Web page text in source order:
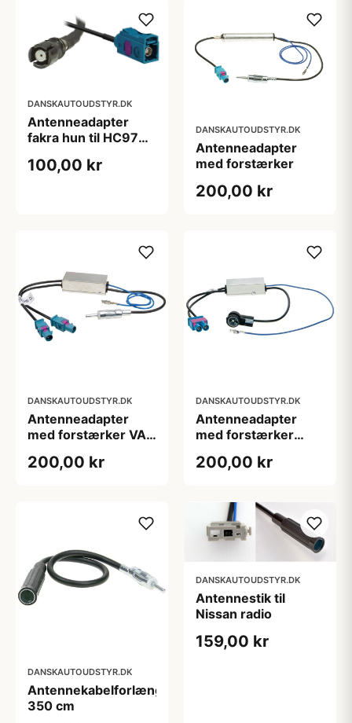
DANSKAUTOUDSTYR.DK
Antenneadapter
fakra hun til HC97
100,00 kr
DANSKAUTOUDSTYR.DK
Antenneadapter
med forstærker
200,00 kr
DANSKAUTOUDSTYR.DK
Antenneadapter
med forstærker VAG
200,00 kr
DANSKAUTOUDSTYR.DK
Antenneadapter
med forstærker
200,00 kr
DANSKAUTOUDSTYR.DK
Antennekabelforlænger
350 cm
DANSKAUTOUDSTYR.DK
Antennestik til
Nissan radio
159,00 kr